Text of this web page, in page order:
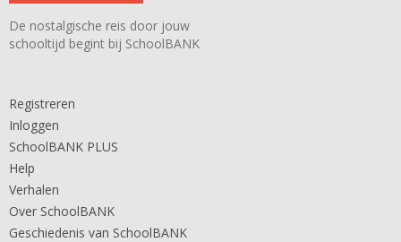
De nostalgische reis door jouw
schooltijd begint bij SchoolBANK
Registreren
Inloggen
SchoolBANK PLUS
Help
Verhalen
Over SchoolBANK
Geschiedenis van SchoolBANK